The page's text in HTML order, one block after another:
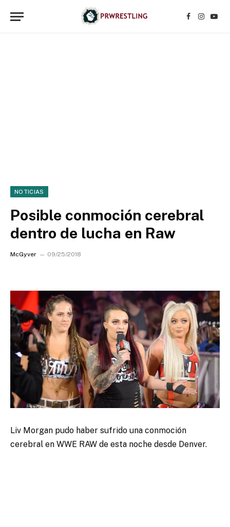
Facebook
NOTICIAS
Posible conmoción cerebral
dentro de lucha en Raw
McGyver 09/25/2018
Liv Morgan pudo haber sufrido una conmoción
cerebral en WWE RAW de esta noche desde Denver.